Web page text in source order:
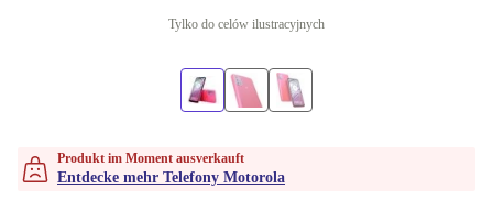
Tylko do celów ilustracyjnych
Produkt im Moment ausverkauft
Entdecke mehr Telefony Motorola